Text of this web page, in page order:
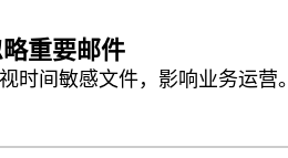
重要邮件
时间敏感文件，影响业务运营。